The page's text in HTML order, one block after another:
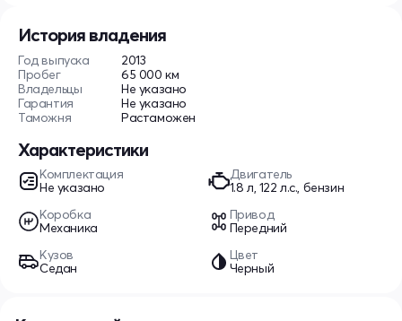
История владения
Год выпуска
2013
Пробег
65 000 км
Владельцы
Не указано
Гарантия
Не указано
Таможня
Растаможен
Характеристики
Комплектация
Не указано
Двигатель
1.8 л, 122 л.с., бензин
Коробка
Механика
Привод
Передний
Кузов
Седан
Цвет
Черный